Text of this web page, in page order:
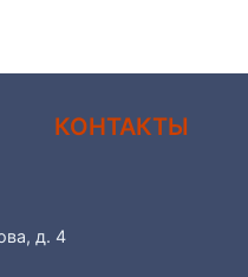
КОНТАКТЫ
д. 4